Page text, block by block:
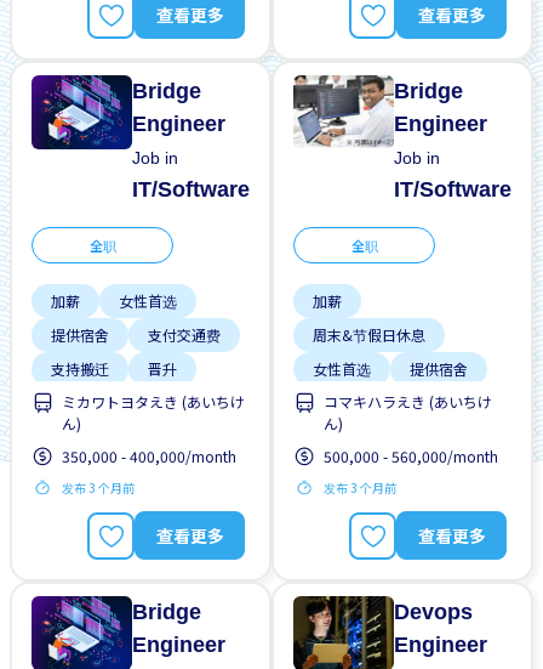
查看更多 查看更多
Bridge
Engineer
Job in
IT/Software
全职
加薪
女性首选
提供宿舍
支付交通费
支持搬迁
晋升
男性首选
高收入潜能
ミカワトヨタえき (あいちけ
ん)
350,000 - 400,000/month
发布 3 个月前
查看更多
Bridge
Engineer
Job in
IT/Software
全职
加薪
周末&节假日休息
女性首选
提供宿舍
支付交通费
支持搬迁
晋升
高收入潜能
コマキハラえき (あいちけ
ん)
500,000 - 560,000/month
发布 3 个月前
查看更多
Bridge
Engineer
Devops
Engineer